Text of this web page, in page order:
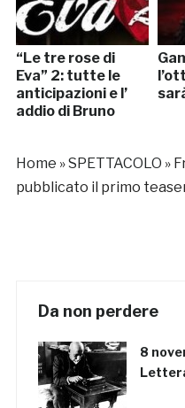
“Le tre rose di
Eva” 2: tutte le
anticipazioni e l’
addio di Bruno
Home »SPETTACOLO »
pubblicato il primo
Da non perdere
8